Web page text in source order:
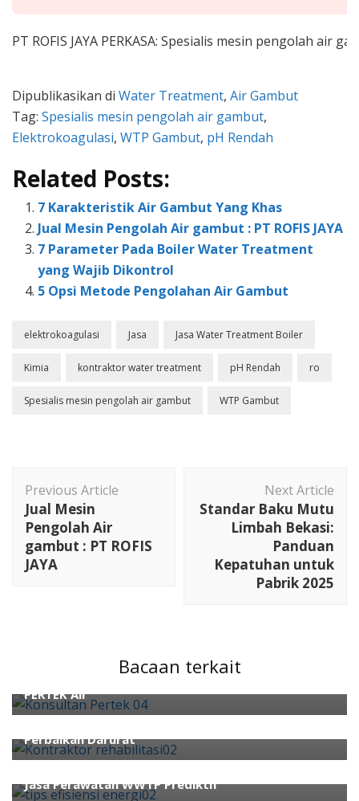
PT ROFIS JAYA PERKASA: Spesialis mesin pengolah air
Dipublikasikan di Water Treatment, Air Gambut
Tag: Spesialis mesin pengolah air gambut,
Elektrokoagulasi, WTP Gambut, pH Rendah
Related Posts:
7 Karakteristik Air Gambut Yang Khas
Jual Mesin Pengolah Air gambut : PT ROFIS JAYA
7 Parameter Pada Boiler Water Treatment
yang Wajib Dikontrol
5 Opsi Metode Pengolahan Air Gambut
elektrokoagulasi Jasa Jasa Water Treatment Boiler
Kimia kontraktor water treatment pH Rendah ro
Spesialis mesin pengolah air gambut WTP Gambut
Navigation
Previous Article
Jual Mesin
Pengolah Air
gambut : PT ROFIS
JAYA
Next Article
Standar Baku Mutu
Limbah Bekasi:
Panduan
Kepatuhan untuk
Pabrik 2025
Bacaan terkait
perusahaan kontraktor ipal
Konsultan Pertek PT ROFIS: Jasa Desain IPAL untuk
PERTEK Air
ahli air ahli wwtp
Perbaikan Darurat
Jasa Perawatan WWTP Prediktif